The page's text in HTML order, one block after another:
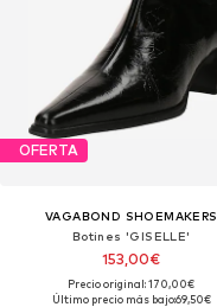
OFERTA
VAGABOND SHOEMAKERS
Botines 'GISELLE'
153,00€
Precio original: 170,00€
Último precio más bajo:69,50€